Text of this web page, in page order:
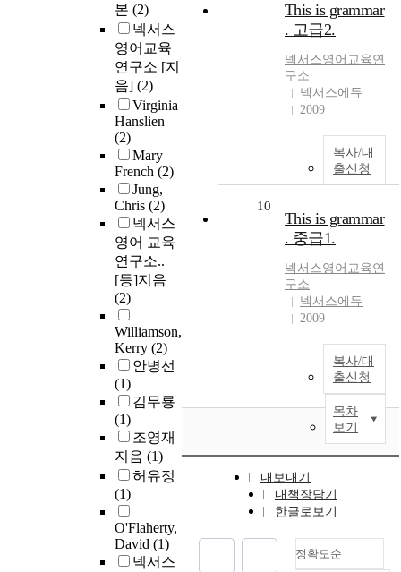
본 (2)
넥서스
영어교육
연구소 [지
음] (2)
Virginia
Hanslien
(2)
Mary
French (2)
Jung,
Chris (2)
넥서스
영어 교육
연구소..
[등]지음
(2)
Williamson,
Kerry (2)
안병선
(1)
김무룡
(1)
조영재
지음 (1)
허유정
(1)
O'Flaherty,
David (1)
넥서스
This is grammar
. 고급2.
넥서스영어교육연
구소
넥서스에듀
2009
복사/대
출신청
10
This is grammar
. 중급1.
넥서스영어교육연
구소
넥서스에듀
2009
복사/대
출신청
목차
보기
내보내기
내책장담기
한글로보기
정확도순